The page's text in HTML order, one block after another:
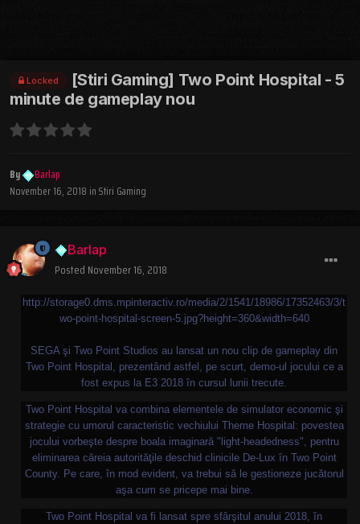
Locked
[Stiri Gaming] Two Point Hospital - 5
minute de gameplay nou
By
Barlap
November 16, 2018 inStiri Gaming
Barlap
Posted November 16, 2018
http://storage0.dms.mpinteractiv.ro/media/2/1541/18986/17352463/3/t
wo-point-hospital-screen-5.jpg?height=360&width=640
SEGA şi Two Point Studios au lansat un nou clip de gameplay din
Two Point Hospital, prezentând astfel, pe scurt, demo-ul jocului ce a
fost expus la E3 2018 în cursul lunii trecute.
Two Point Hospital va combina elementele de simulator economic şi
strategie cu umorul caracteristic vechiului Theme Hospital: povestea
jocului vorbeşte despre boala imaginară "light-headedness", pentru
eliminarea căreia autorităţile deschid clinicile De-Lux în Two Point
County. Pe care, în mod evident, va trebui să le gestioneze jucătorul
aşa cum se pricepe mai bine.
Two Point Hospital va fi lansat spre sfârşitul anului 2018, în